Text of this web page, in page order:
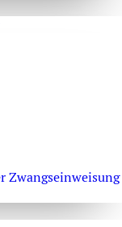
Zwangseinweisung
zur